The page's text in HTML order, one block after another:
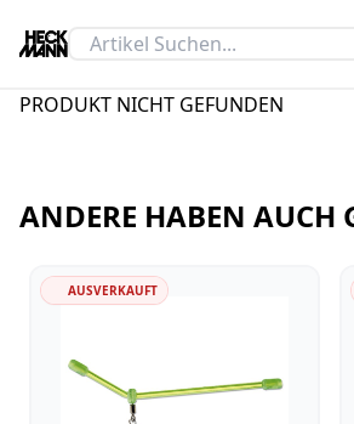
PRODUKT NICHT GEFUNDEN
ANDERE HABEN AUCH
AUSVERKAUFT